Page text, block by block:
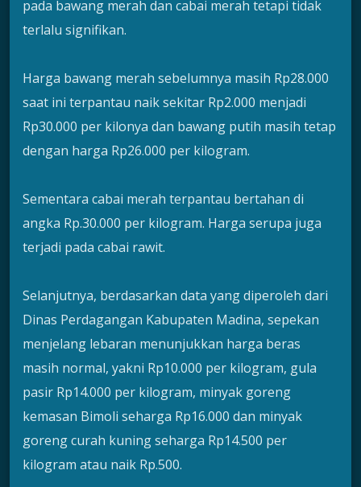
pada bawang merah dan cabai merah tetapi tidak
terlalu signifikan.
Harga bawang merah sebelumnya masih Rp28.000
saat ini terpantau naik sekitar Rp2.000 menjadi
Rp30.000 per kilonya dan bawang putih masih tetap
dengan harga Rp26.000 per kilogram.
Sementara cabai merah terpantau bertahan di
angka Rp.30.000 per kilogram. Harga serupa juga
terjadi pada cabai rawit.
Selanjutnya, berdasarkan data yang diperoleh dari
Dinas Perdagangan Kabupaten Madina, sepekan
menjelang lebaran menunjukkan harga beras
masih normal, yakni Rp10.000 per kilogram, gula
pasir Rp14.000 per kilogram, minyak goreng
kemasan Bimoli seharga Rp16.000 dan minyak
goreng curah kuning seharga Rp14.500 per
kilogram atau naik Rp.500.